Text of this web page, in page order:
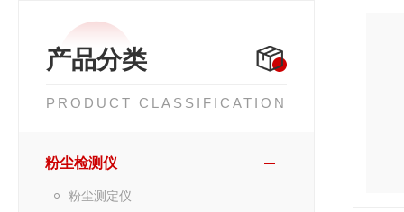
产品分类
PRODUCT CLASSIFICATION
粉尘检测仪
粉尘测定仪